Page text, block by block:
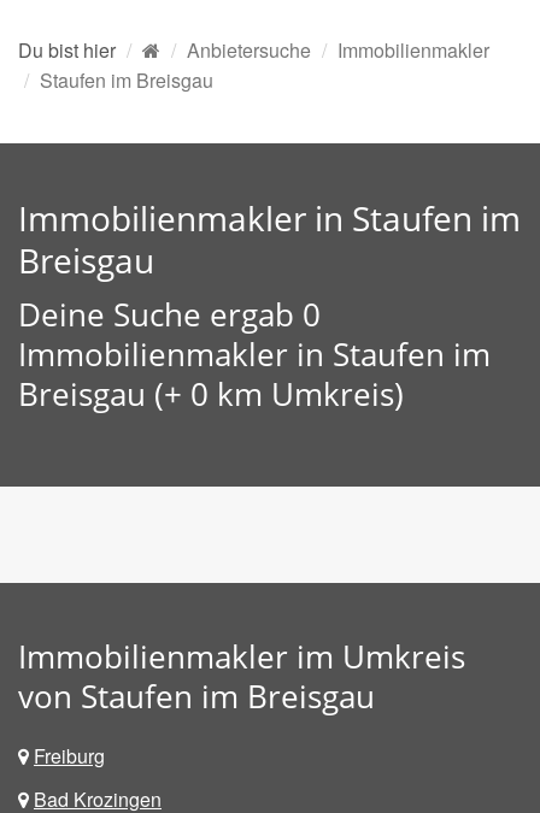
Du bist hier Anbietersuche
Immobilienmakler
Staufen im Breisgau
Immobilienmakler in Staufen im
Breisgau
Deine Suche ergab 0
Immobilienmakler in Staufen im
Breisgau (+ 0 km Umkreis)
Immobilienmakler im Umkreis
von Staufen im Breisgau
Freiburg
Bad Krozingen